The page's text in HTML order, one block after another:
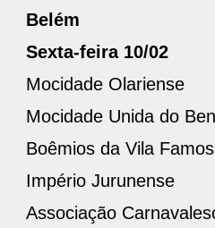
Belém
Sexta-feira 10/02
Mocidade Olariense
Mocidade Unida do
Boêmios da Vila
Império Jurunense
Associação